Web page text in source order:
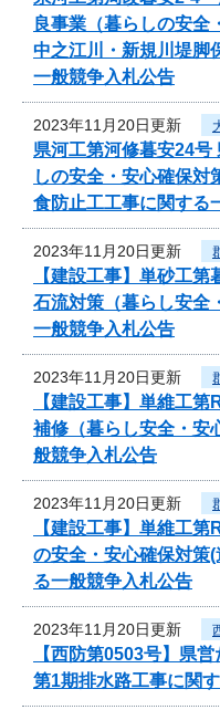
良事業（暮らしの安
中之江川・新規川堤脚
一般競争入札公告
2023年11月20日更新
県河工第河修暮安24号
しの安全・安心確保
食防止工工事に関する
2023年11月20日更新
【建設工事】単砂工
石流対策（暮らし安全
一般競争入札公告
2023年11月20日更新
【建設工事】単維工
補修（暮らし安全・安
般競争入札公告
2023年11月20日更新
【建設工事】単維工
の安全・安心確保対策
る一般競争入札公告
2023年11月20日更新
【西防第0503号】県
第1期排水路工事に関